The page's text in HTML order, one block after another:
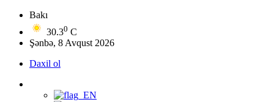
Bakı
30.30 C
Şənbə, 8 Avqust 2026
Daxil ol